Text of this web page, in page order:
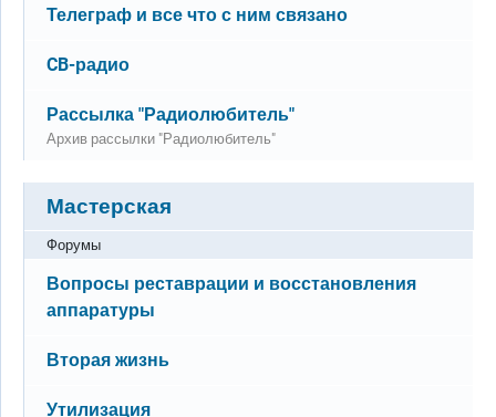
Нет новых сообщений
Телеграф и все что с ним связано
Нет новых сообщений
CB-радио
Нет новых сообщений
Рассылка "Радиолюбитель"
Архив рассылки "Радиолюбитель"
Мастерская
Форумы
Нет новых сообщений
Вопросы реставрации и восстановления
аппаратуры
Нет новых сообщений
Вторая жизнь
Нет новых сообщений
Утилизация